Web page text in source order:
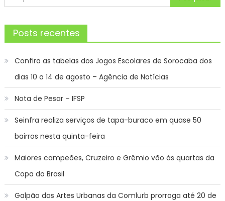
por:
Posts recentes
Confira as tabelas dos Jogos Escolares de Sorocaba dos
dias 10 a 14 de agosto – Agência de Notícias
Nota de Pesar – IFSP
Seinfra realiza serviços de tapa-buraco em quase 50
bairros nesta quinta-feira
Maiores campeões, Cruzeiro e Grêmio vão às quartas da
Copa do Brasil
Galpão das Artes Urbanas da Comlurb prorroga até 20 de